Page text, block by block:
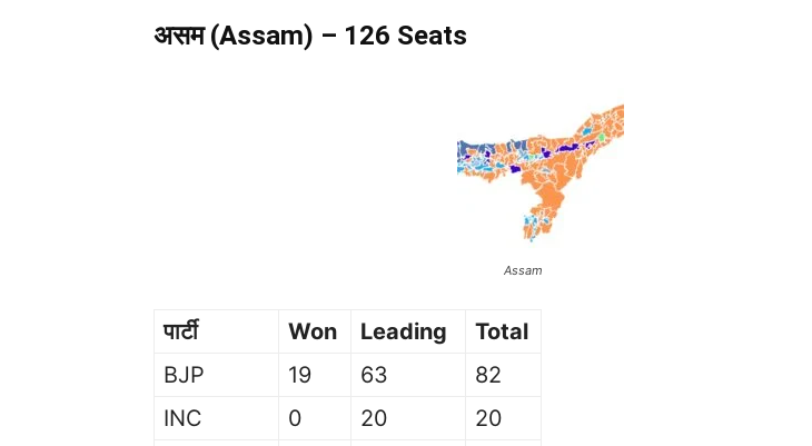
असम (Assam) – 126 Seats
Assam
पार्टी Won Leading
Total
BJP
19 63
82
INC
0 20
20